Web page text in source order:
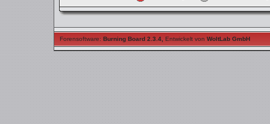
Forensoftware: Burning Board 2.3.4 Entwickelt von WoltLab GmbH